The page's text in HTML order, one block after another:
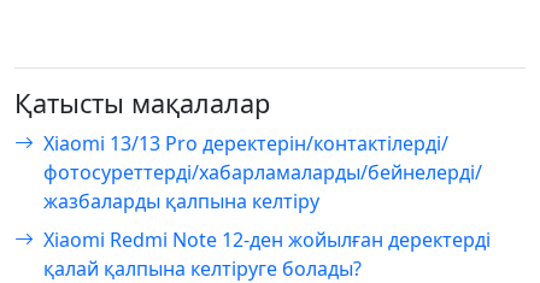
Қатысты мақалалар
Xiaomi 13/13 Pro деректерін/контактілерді/
фотосуреттерді/хабарламаларды/бейнелерді/
жазбаларды қалпына келтіру
Xiaomi Redmi Note 12-ден жойылған деректерді
қалай қалпына келтіруге болады?